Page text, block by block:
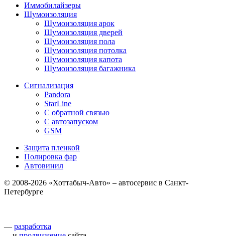
Иммобилайзеры
Шумоизоляция
Шумоизоляция арок
Шумоизоляция дверей
Шумоизоляция пола
Шумоизоляция потолка
Шумоизоляция капота
Шумоизоляция багажника
Сигнализация
Pandora
StarLine
С обратной связью
С автозапуском
GSM
Защита пленкой
Полировка фар
Автовинил
© 2008-2026 «Хоттабыч-Авто» – автосервис в Санкт-
Петербурге
— разработка